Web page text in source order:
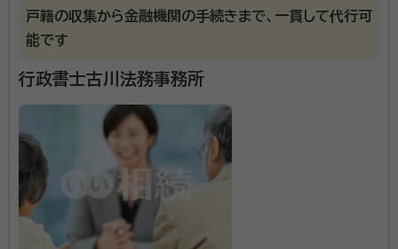
た信頼できる専門家のネットワークにより、あらゆるお
困りごとが一度で解決する、ワンストップサービスを提
資格等：行政書士
所属団体：
戸籍の収集から金融機関の手続きまで、一貫して代行可
能です
行政書士古川法務事務所